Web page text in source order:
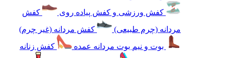
کفش ورزشی و کفش پیاده روی
کفش
مردانه (چرم طبیعی)
کفش مردانه (غیر چرم)
بوت و نیم بوت مردانه عمده
کفش زنانه